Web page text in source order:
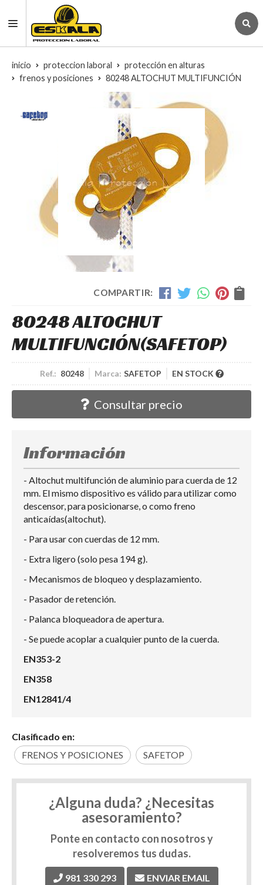
inicio proteccion laboral
protección en alturas
frenos y posiciones
80248 ALTOCHUT MULTIFUNCIÓN
COMPARTIR:
80248 ALTOCHUT
MULTIFUNCIÓN(SAFETOP)
Ref.: 80248 Marca: SAFETOP EN STOCK
Consultar precio
Información
- Altochut multifunción de aluminio para cuerda de 12
mm. El mismo dispositivo es válido para utilizar como
descensor, para posicionarse, o como freno
anticaídas(altochut).
- Para usar con cuerdas de 12 mm.
- Extra ligero (solo pesa 194 g).
- Mecanismos de bloqueo y desplazamiento.
- Pasador de retención.
- Palanca bloqueadora de apertura.
- Se puede acoplar a cualquier punto de la cuerda.
EN353-2
EN358
EN12841/4
Clasificado en:
FRENOS Y POSICIONES
SAFETOP
¿Alguna duda? ¿Necesitas
asesoramiento?
Ponte en contacto con nosotros y
resolveremos tus dudas.
981 330 293 ENVIAR EMAIL